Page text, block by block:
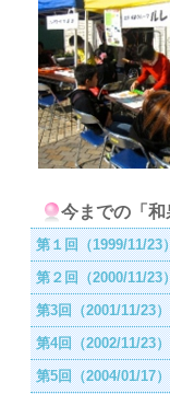
今までの「
第１回（1999/11/23
第２回（2000/11/23
第3回（2001/11/23）
第4回（2002/11/23）
第5回（2004/01/17）